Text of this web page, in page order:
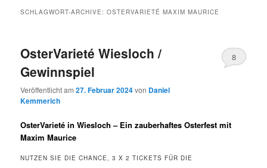
SCHLAGWORT-ARCHIVE:OSTERVARIETÉ MAXIM MAURICE
OsterVarieté Wiesloch /
Gewinnspiel
Veröffentlicht am27. Februar 2024von Daniel
Kemmerich
8
OsterVarieté in Wiesloch – Ein zauberhaftes Osterfest mit
Maxim Maurice
NUTZEN SIE DIE CHANCE, 3 X 2 TICKETS FÜR DIE